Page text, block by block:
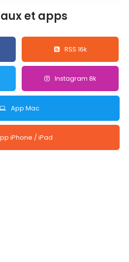
et apps
RSS 16k
Instagram 8k
App Mac
iPhone / iPad